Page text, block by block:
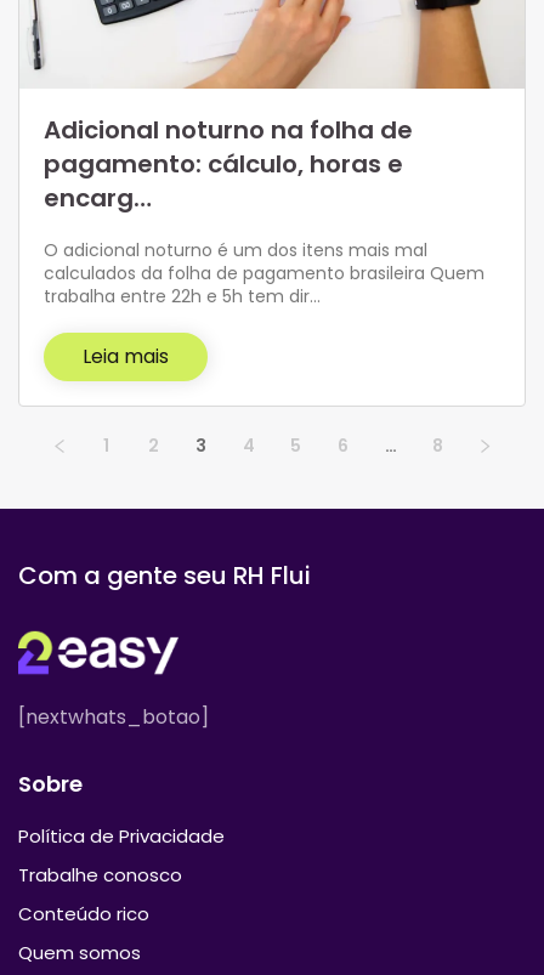
Adicional noturno na folha de
pagamento: cálculo, horas e
encarg…
O adicional noturno é um dos itens mais mal
calculados da folha de pagamento brasileira Quem
trabalha entre 22h e 5h tem dir…
Leia mais
1 2 3 4 5 6 … 8
Com a gente seu RH Flui
[nextwhats_botao]
Sobre
Política de Privacidade
Trabalhe conosco
Conteúdo rico
Quem somos